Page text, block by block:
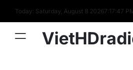
content
Today: Saturday, August 8 20267:17:47